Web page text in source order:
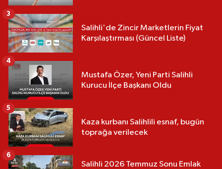
Salihli'de Zincir Marketlerin Fiyat
Karşılaştırması (Güncel Liste)
3
Mustafa Özer, Yeni Parti Salihli
Kurucu İlçe Başkanı Oldu
4
Kaza kurbanı Salihlili esnaf, bugün
toprağa verilecek
5
Salihli 2026 Temmuz Sonu Emlak
6